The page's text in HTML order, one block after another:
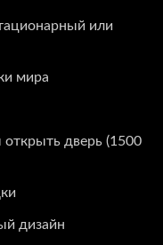
или
мира
дверь (1500
дизайн